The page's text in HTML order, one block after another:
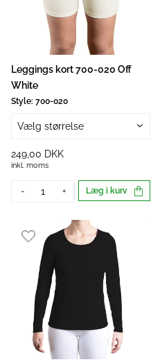
Leggings kort 700-020 Off
White
Style: 700-020
Vælg størrelse
249,00 DKK
inkl. moms
- + Læg i kurv